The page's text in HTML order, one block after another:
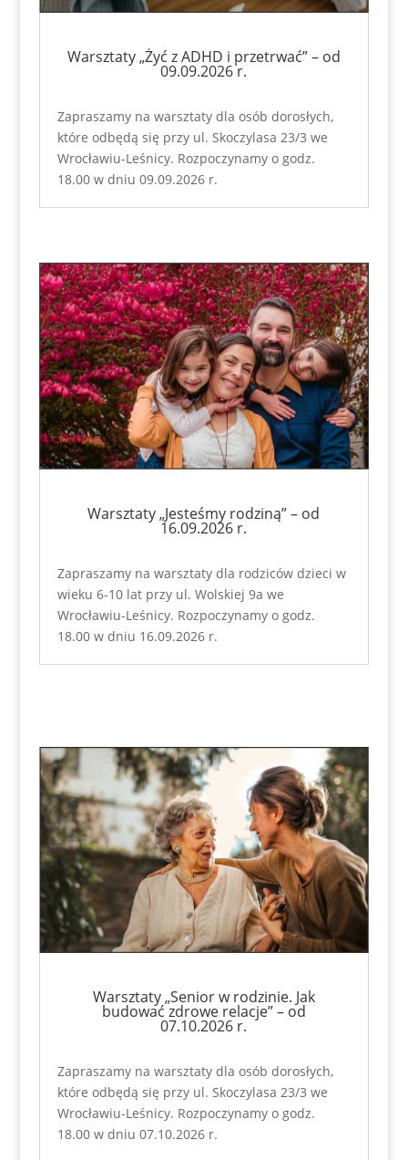
Warsztaty „Żyć z ADHD i przetrwać” – od
09.09.2026 r.
Zapraszamy na warsztaty dla osób dorosłych,
które odbędą się przy ul. Skoczylasa 23/3 we
Wrocławiu-Leśnicy. Rozpoczynamy o godz.
18.00 w dniu 09.09.2026 r.
Warsztaty „Jesteśmy rodziną” – od
16.09.2026 r.
Zapraszamy na warsztaty dla rodziców dzieci w
wieku 6-10 lat przy ul. Wolskiej 9a we
Wrocławiu-Leśnicy. Rozpoczynamy o godz.
18.00 w dniu 16.09.2026 r.
Warsztaty „Senior w rodzinie. Jak
budować zdrowe relacje” – od
07.10.2026 r.
Zapraszamy na warsztaty dla osób dorosłych,
które odbędą się przy ul. Skoczylasa 23/3 we
Wrocławiu-Leśnicy. Rozpoczynamy o godz.
18.00 w dniu 07.10.2026 r.